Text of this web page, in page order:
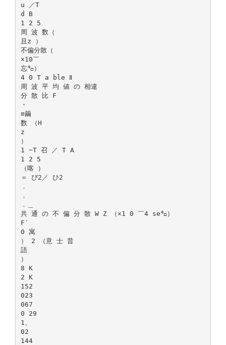
u ／T
d B
1 2 5
周 波 数（
且z ）
不偏分散（
×10￣
忘㌔）
4 0 T a ble Ⅱ
周 波 平 均 値 の 相違
分 散 比 F
・
≡繭
数 （H
z
）
1 −T 召 ／ T A
1 2 5
（喀 ）
＝ ぴ2／ ひ2
．
．
．＿
共 通 の 不 偏 分 散 W Z （×1 0 ￣4 se㌔）
F′
0 寓
） 2 （意 士 昔
語
）
8 K
2 K
152
023
067
0 29
1、
02
144